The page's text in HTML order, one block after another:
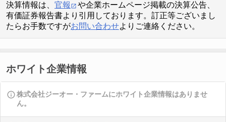
決算情報は、 官報
や企業ホームページ掲載の決算公告、
有価証券報告書より引用しております。訂正等ございまし
たらお手数ですがお問い合わせよりご連絡ください。
ホワイト企業情報
株式会社ジーオー・ファームにホワイト企業情報はありませ
ん。